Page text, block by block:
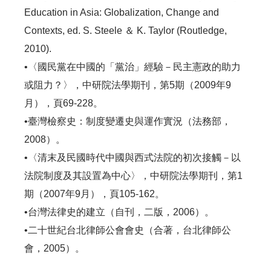
Education in Asia: Globalization, Change and
Contexts, ed. S. Steele ＆ K. Taylor (Routledge,
2010).
•〈國民黨在中國的「黨治」經驗－民主憲政的助力
或阻力？〉，中研院法學期刊，第5期（2009年9
月），頁69-228。
•臺灣檢察史：制度變遷史與運作實況（法務部，
2008）。
•〈清末及民國時代中國與西式法院的初次接觸－以
法院制度及其設置為中心〉，中研院法學期刊，第1
期（2007年9月），頁105-162。
•台灣法律史的建立（自刊，二版，2006）。
•二十世紀台北律師公會會史（合著，台北律師公
會，2005）。